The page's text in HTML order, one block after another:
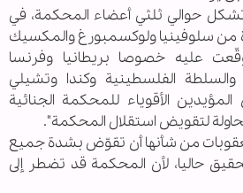
الـ79 والتي تشكل حوالي ثلثي أعضاء المحكمة، في
من سلوفينيا ولوكسمبورغ والمكسيك
عليه خصوصا بريطانيا وفرنسا
والسلطة الفلسطينية وكندا وتشيلي
المؤيدين الأقوياء للمحكمة الجنائية
لتقويض استقلال المحكمة".
العقوبات من شأنها أن تقوّض بشدة جميع
حاليا، لأن المحكمة قد تضطر إلى